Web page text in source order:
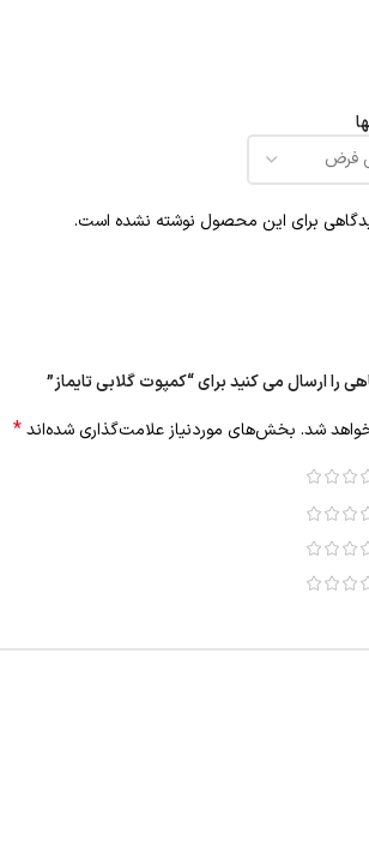
برای این محصول نوشته نشده است.
را ارسال می کنید برای “کمپوت گلابی تایماز”
شد. بخش‌های موردنیاز علامت‌گذاری شده‌اند*